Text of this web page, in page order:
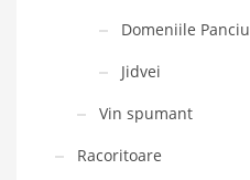
Domeniile Panciu
Jidvei
Vin spumant
Racoritoare